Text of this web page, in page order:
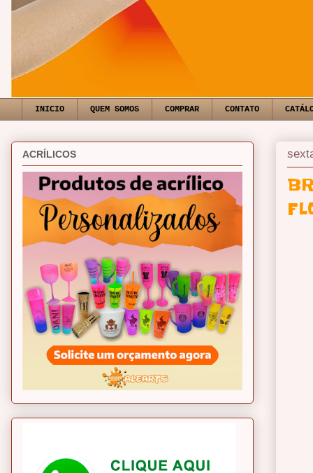
INICIO QUEM SOMOS COMPRAR CONTATO
ACRÍLICOS